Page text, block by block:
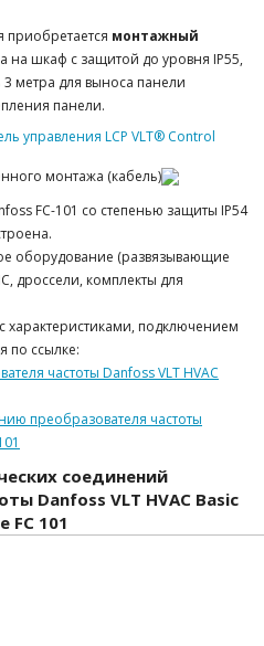
приобретается монтажный
на шкаф с защитой до уровня IP55,
метра для выноса панели
панели.
FC-101 со степенью защиты IP54
оборудование (развязывающие
дроссели, комплекты для
характеристиками, подключением
по ссылке:
частоты Danfoss VLT HVAC
преобразователя частоты
соединений
Danfoss VLT HVAC Basic
FC 101